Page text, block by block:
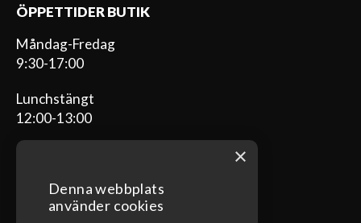
ÖPPETTIDER BUTIK
Måndag-Fredag
9:30-17:00
Lunchstängt
12:00-13:00
ÖPPETTIDER VERKSTAD
×
Denna webbplats
använder cookies